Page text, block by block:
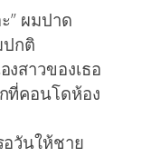
” ผมปาด
ปกติ
สาวของเธอ
ที่คอนโดห้อง
อวันให้ชาย